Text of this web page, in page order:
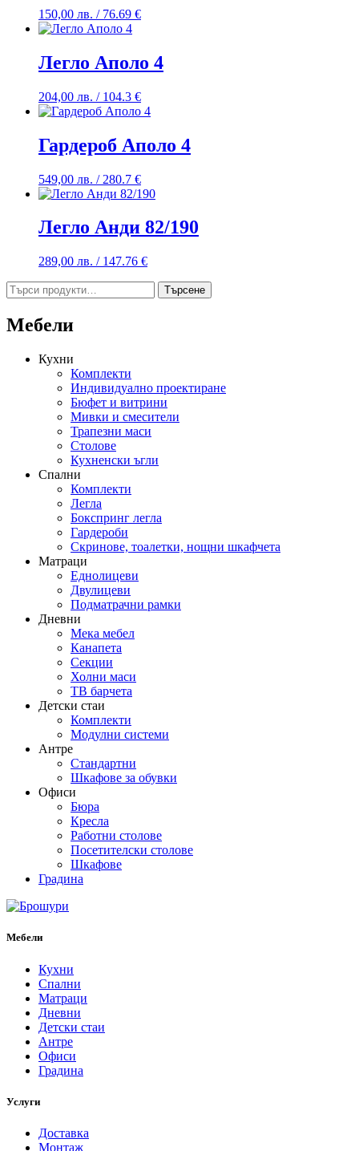
150,00 лв. / 76.69 €
Легло Аполо 4
204,00 лв. / 104.3 €
Гардероб Аполо 4
549,00 лв. / 280.7 €
Легло Анди 82/190
289,00 лв. / 147.76 €
Търсене
за:
Търсене
Мебели
Кухни
Комплекти
Индивидуално проектиране
Бюфет и витрини
Мивки и смесители
Трапезни маси
Столове
Кухненски ъгли
Спални
Комплекти
Легла
Бокспринг легла
Гардероби
Скринове, тоалетки, нощни шкафчета
Матраци
Еднолицеви
Двулицеви
Подматрачни рамки
Дневни
Мека мебел
Канапета
Секции
Холни маси
ТВ барчета
Детски стаи
Комплекти
Модулни системи
Антре
Стандартни
Шкафове за обувки
Офиси
Бюра
Кресла
Работни столове
Посетителски столове
Шкафове
Градина
Мебели
Кухни
Спални
Матраци
Дневни
Детски стаи
Антре
Офиси
Градина
Услуги
Доставка
Монтаж